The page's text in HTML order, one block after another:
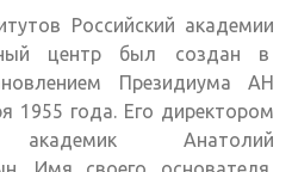
Российский академии
центр был создан в
Президиума АН
года. Его директором
Анатолий